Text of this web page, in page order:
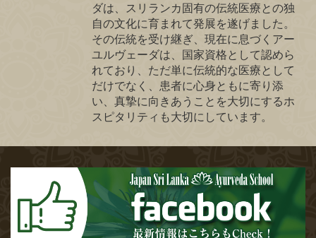
ダは、スリランカ固有の伝統医療との独
自の文化に育まれて発展を遂げました。
その伝統を受け継ぎ、現在に息づくアー
ユルヴェーダは、国家資格として認めら
れており、ただ単に伝統的な医療として
だけでなく、患者に心身ともに寄り添
い、真摯に向きあうことを大切にするホ
スピタリティも大切にしています。